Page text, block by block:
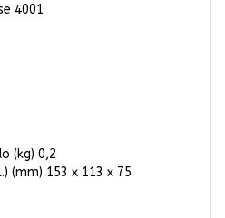
4001
(kg) 0,2
(mm) 153 x 113 x 75